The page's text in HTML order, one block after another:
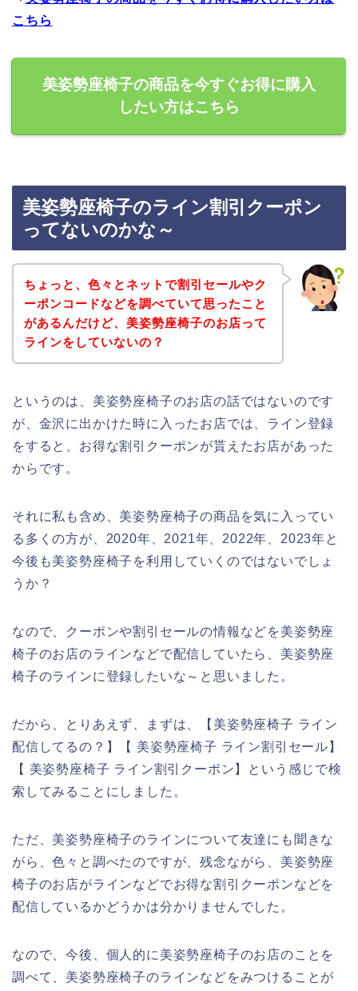
こちら
美姿勢座椅子の商品を今すぐお得に購入
したい方はこちら
美姿勢座椅子のライン割引クーポン
ってないのかな～
ちょっと、色々とネットで割引セールやク
ーポンコードなどを調べていて思ったこと
があるんだけど、美姿勢座椅子のお店って
ラインをしていないの？
というのは、美姿勢座椅子のお店の話ではないのです
が、金沢に出かけた時に入ったお店では、ライン登録
をすると、お得な割引クーポンが貰えたお店があった
からです。
それに私も含め、美姿勢座椅子の商品を気に入ってい
る多くの方が、2020年、2021年、2022年、2023年と
今後も美姿勢座椅子を利用していくのではないでしょ
うか？
なので、クーポンや割引セールの情報などを美姿勢座
椅子のお店のラインなどで配信していたら、美姿勢座
椅子のラインに登録したいな～と思いました。
だから、とりあえず、まずは、【美姿勢座椅子 ライン
配信してるの？】【 美姿勢座椅子 ライン割引セール】
【 美姿勢座椅子 ライン割引クーポン】という感じで検
索してみることにしました。
ただ、美姿勢座椅子のラインについて友達にも聞きな
がら、色々と調べたのですが、残念ながら、美姿勢座
椅子のお店がラインなどでお得な割引クーポンなどを
配信しているかどうかは分かりませんでした。
なので、今後、個人的に美姿勢座椅子のお店のことを
調べて、美姿勢座椅子のラインなどをみつけることが